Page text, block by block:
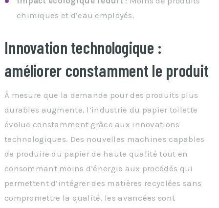
chimiques et d’eau employés.
Innovation technologique :
améliorer constamment le produit
À mesure que la demande pour des produits plus
durables augmente, l’industrie du papier toilette
évolue constamment grâce aux innovations
technologiques. Des nouvelles machines capables
de produire du papier de haute qualité tout en
consommant moins d’énergie aux procédés qui
permettent d’intégrer des matières recyclées sans
compromettre la qualité, les avancées sont